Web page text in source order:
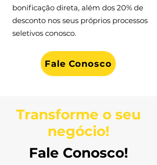
bonificação direta, além dos 20% de
desconto nos seus próprios processos
seletivos conosco.
Fale Conosco
Transforme o seu
negócio!
Fale Conosco!